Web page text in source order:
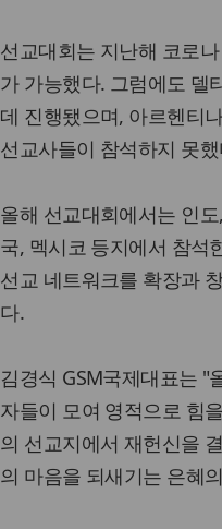
선교대회는 지난해 코로
가 가능했다. 그럼에도 델
데 진행됐으며, 아르헨티
선교사들이 참석하지 못
올해 선교대회에서는 인
국, 멕시코 등지에서 참석
선교 네트워크를 확장과
다.
김경식 GSM국제대표는 "
자들이 모여 영적으로 힘
의 선교지에서 재헌신을
의 마음을 되새기는 은혜